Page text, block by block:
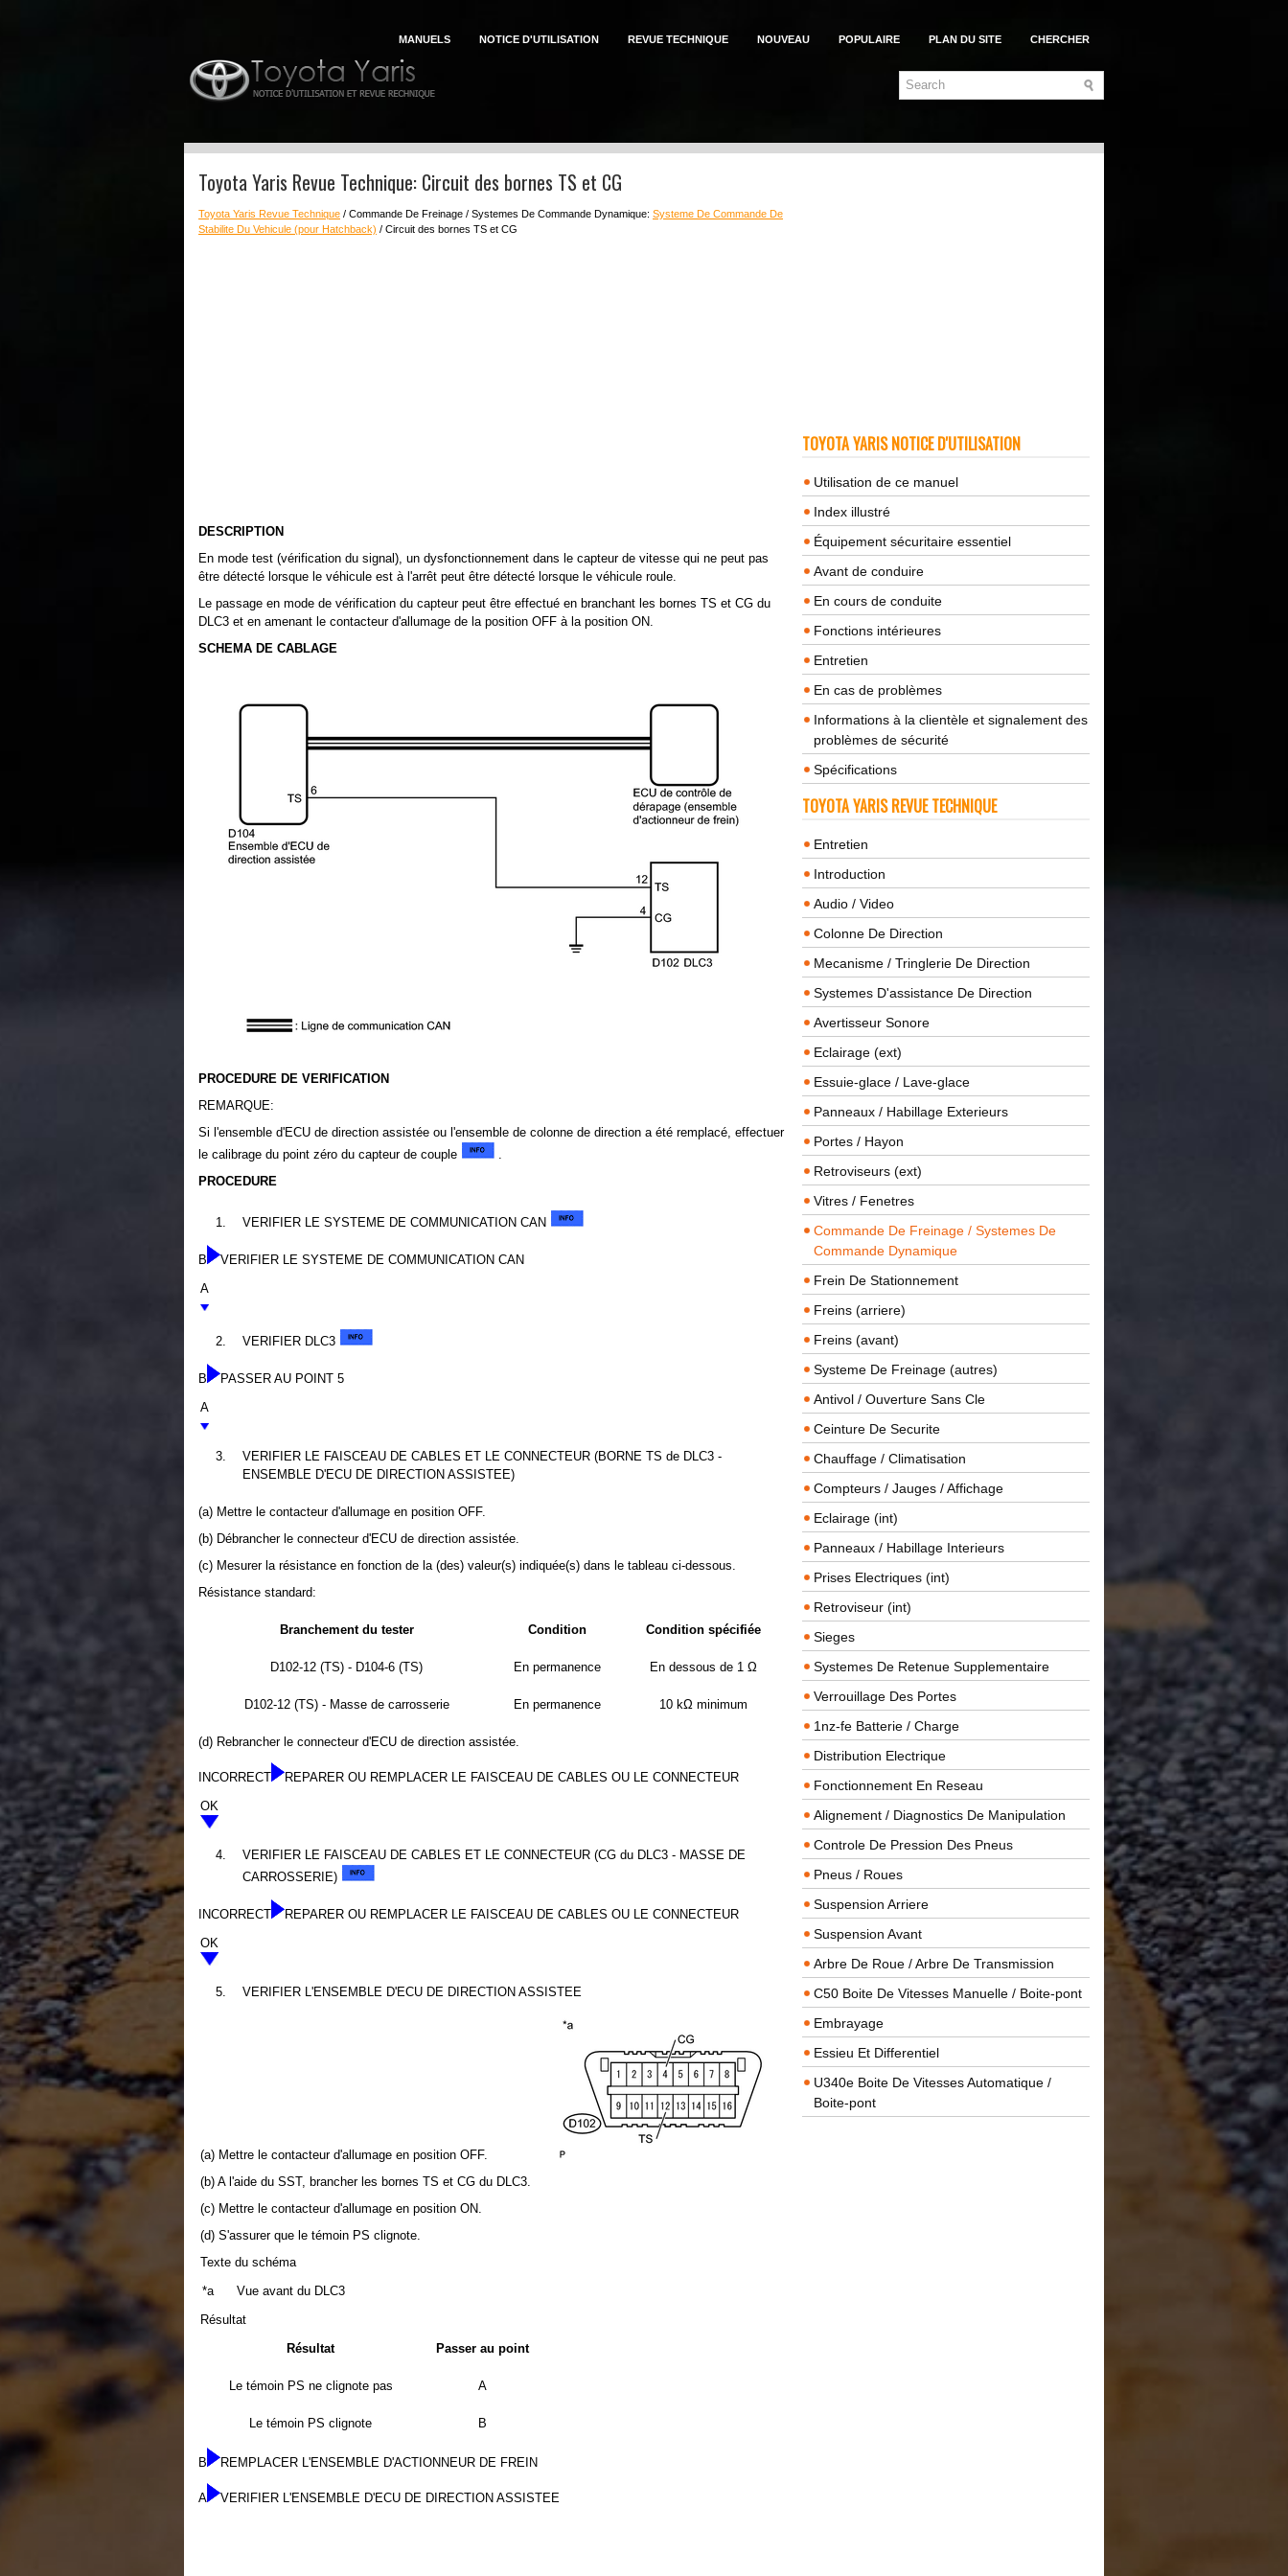
MANUELS NOTICE D'UTILISATION REVUE TECHNIQUE NOUVEAU POPULAIRE PLAN DU SITE CHERCHER
Toyota Yaris Revue Technique: Circuit des bornes TS et CG
Toyota Yaris Revue Technique / Commande De Freinage / Systemes De Commande Dynamique: Systeme De Commande De
Stabilite Du Vehicule (pour Hatchback) / Circuit des bornes TS et CG
DESCRIPTION
En mode test (vérification du signal), un dysfonctionnement dans le capteur de vitesse qui ne peut pas
être détecté lorsque le véhicule est à l'arrêt peut être détecté lorsque le véhicule roule.
Le passage en mode de vérification du capteur peut être effectué en branchant les bornes TS et CG du
DLC3 et en amenant le contacteur d'allumage de la position OFF à la position ON.
SCHEMA DE CABLAGE
PROCEDURE DE VERIFICATION
REMARQUE:
Si l'ensemble d'ECU de direction assistée ou l'ensemble de colonne de direction a été remplacé, effectuer
le calibrage du point zéro du capteur de couple
.
PROCEDURE
1. VERIFIER LE SYSTEME DE COMMUNICATION CAN
B
VERIFIER LE SYSTEME DE COMMUNICATION CAN
A
2. VERIFIER DLC3
B
PASSER AU POINT 5
A
3.
VERIFIER LE FAISCEAU DE CABLES ET LE CONNECTEUR (BORNE TS de DLC3 -
ENSEMBLE D'ECU DE DIRECTION ASSISTEE)
(a) Mettre le contacteur d'allumage en position OFF.
(b) Débrancher le connecteur d'ECU de direction assistée.
(c) Mesurer la résistance en fonction de la (des) valeur(s) indiquée(s) dans le tableau ci-dessous.
Résistance standard:
Branchement du tester Condition Condition spécifiée
D102-12 (TS) - D104-6 (TS) En permanence En dessous de 1 Ω
D102-12 (TS) - Masse de carrosserie En permanence 10 kΩ minimum
(d) Rebrancher le connecteur d'ECU de direction assistée.
INCORRECT
REPARER OU REMPLACER LE FAISCEAU DE CABLES OU LE CONNECTEUR
OK
4.
VERIFIER LE FAISCEAU DE CABLES ET LE CONNECTEUR (CG du DLC3 - MASSE DE
CARROSSERIE)
INCORRECT
REPARER OU REMPLACER LE FAISCEAU DE CABLES OU LE CONNECTEUR
OK
5. VERIFIER L'ENSEMBLE D'ECU DE DIRECTION ASSISTEE
(a) Mettre le contacteur d'allumage en position OFF.
(b) A l'aide du SST, brancher les bornes TS et CG du DLC3.
(c) Mettre le contacteur d'allumage en position ON.
(d) S'assurer que le témoin PS clignote.
Texte du schéma
*a
Vue avant du DLC3
Résultat
Résultat
Passer au point
Le témoin PS ne clignote pas A
Le témoin PS clignote B
B REMPLACER L'ENSEMBLE D'ACTIONNEUR DE FREIN
A VERIFIER L'ENSEMBLE D'ECU DE DIRECTION ASSISTEE
TOYOTA YARIS NOTICE D'UTILISATION
Utilisation de ce manuel
Index illustré
Équipement sécuritaire essentiel
Avant de conduire
En cours de conduite
Fonctions intérieures
Entretien
En cas de problèmes
Informations à la clientèle et signalement des
problèmes de sécurité
Spécifications
TOYOTA YARIS REVUE TECHNIQUE
Entretien
Introduction
Audio / Video
Colonne De Direction
Mecanisme / Tringlerie De Direction
Systemes D'assistance De Direction
Avertisseur Sonore
Eclairage (ext)
Essuie-glace / Lave-glace
Panneaux / Habillage Exterieurs
Portes / Hayon
Retroviseurs (ext)
Vitres / Fenetres
Commande De Freinage / Systemes De
Commande Dynamique
Frein De Stationnement
Freins (arriere)
Freins (avant)
Systeme De Freinage (autres)
Antivol / Ouverture Sans Cle
Ceinture De Securite
Chauffage / Climatisation
Compteurs / Jauges / Affichage
Eclairage (int)
Panneaux / Habillage Interieurs
Prises Electriques (int)
Retroviseur (int)
Sieges
Systemes De Retenue Supplementaire
Verrouillage Des Portes
1nz-fe Batterie / Charge
Distribution Electrique
Fonctionnement En Reseau
Alignement / Diagnostics De Manipulation
Controle De Pression Des Pneus
Pneus / Roues
Suspension Arriere
Suspension Avant
Arbre De Roue / Arbre De Transmission
C50 Boite De Vitesses Manuelle / Boite-pont
Embrayage
Essieu Et Differentiel
U340e Boite De Vitesses Automatique /
Boite-pont